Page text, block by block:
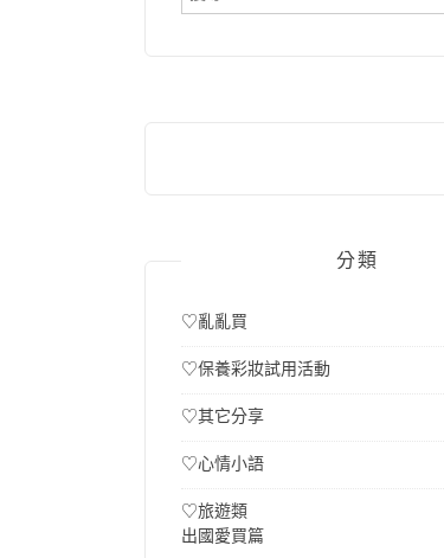
分類
♡亂亂買
♡保養彩妝試用活動
♡其它分享
♡心情小語
♡旅遊類
出國愛買篇